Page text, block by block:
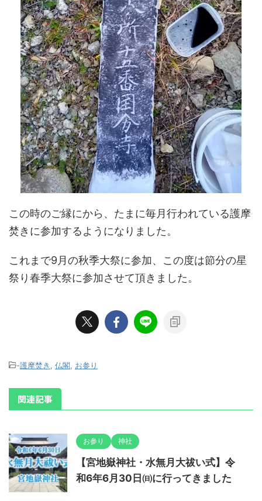
この時のご縁にから、たまに毎月行われている護摩
焚きに参加するようになりました。
これまで9月の秋季大祭に参加、この度は節分の星
祭り春季大祭に参加させて頂きました。
-護摩焚き 仏閣 お参り
関連記事
お参り 神社
【宮地嶽神社・水無月大祓い式】令
和6年6月30日㈰に行ってきました